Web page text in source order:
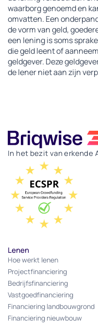
waarborg genoemd en
omvatten. Een
de vorm van geld,
een lening is soms
die geld leent of
geldgever. Deze
de lener niet aan zijn
In het bezit van erkende
Lenen
Hoe werkt lenen
Projectfinanciering
Bedrijfsfinanciering
Vastgoedfinanciering
Financiering landbouwgrond
Financiering nieuwbouw